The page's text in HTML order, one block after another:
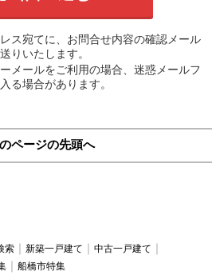
ス宛てに、お問合せ内容の確認メール
りいたします。
メールをご利用の場合、迷惑メールフ
る場合があります。
ページの先頭へ
索 新築一戸建て
中古一戸建て
船橋市特集